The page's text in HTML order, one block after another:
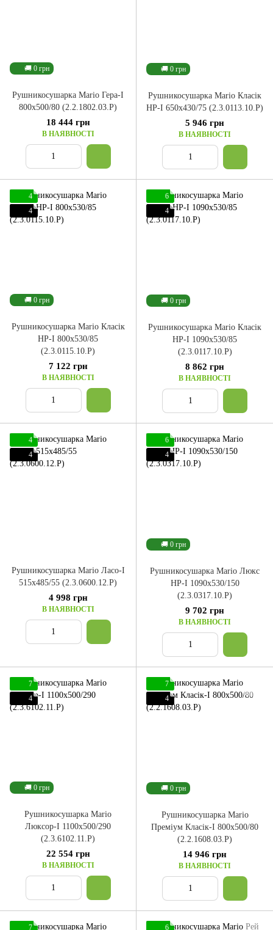
🚚 0 грн
Рушникосушарка Mario Гера-I
800x500/80 (2.2.1802.03.P)
18 444 грн
В НАЯВНОСТІ
🚚 0 грн
Рушникосушарка Mario Класік
НР-I 650x430/75 (2.3.0113.10.P)
5 946 грн
В НАЯВНОСТІ
🚚 0 грн
4
4
Рушникосушарка Mario Класік
НР-І 800x530/85
(2.3.0115.10.P)
7 122 грн
В НАЯВНОСТІ
🚚 0 грн
6
4
Рушникосушарка Mario Класік
НР-І 1090x530/85
(2.3.0117.10.P)
8 862 грн
В НАЯВНОСТІ
4
4
Рушникосушарка Mario Ласо-І
515x485/55 (2.3.0600.12.P)
4 998 грн
В НАЯВНОСТІ
🚚 0 грн
6
4
Рушникосушарка Mario Люкс
НР-І 1090x530/150
(2.3.0317.10.P)
9 702 грн
В НАЯВНОСТІ
🚚 0 грн
7
4
Рушникосушарка Mario
Люксор-I 1100x500/290
(2.3.6102.11.P)
22 554 грн
В НАЯВНОСТІ
🚚 0 грн
7
4
Рушникосушарка Mario
Преміум Класік-I 800x500/80
(2.2.1608.03.P)
14 946 грн
В НАЯВНОСТІ
7 6